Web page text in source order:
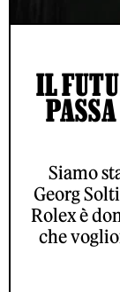
IL
Siamo
Georg
Rolex è
che